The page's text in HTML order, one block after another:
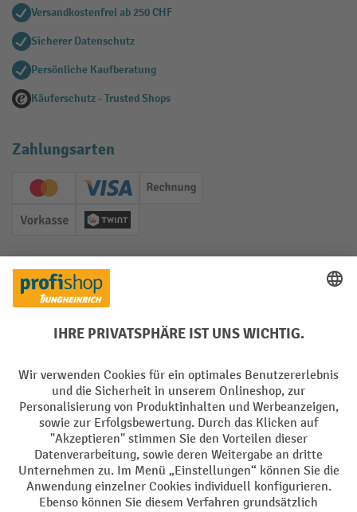
Versandkostenfrei ab 250 CHF
Sicherer Datenschutz
Persönliche Kaufberatung
Käuferschutz - Trusted Shops
Zahlungsarten
Creditcard (Master)Creditcard (Visa)
Rechnung
Vorkasse Twint
Soziale Netzwerke
Facebook
YouTube
LinkedInInstagram
Sprachen
DE FR
AGB Impressum Datenschutz Privacy Settings
Alle Preise exkl. gesetzl. Mehrwertsteuer zzgl.Versandkostenund ggf.